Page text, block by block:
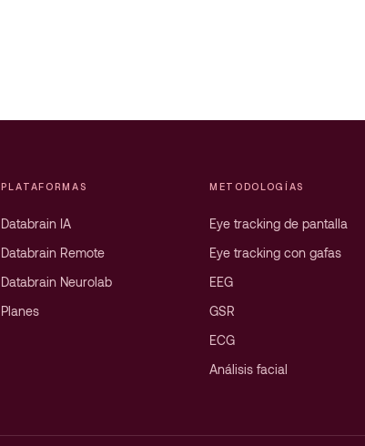
PLATAFORMAS
Databrain IA
Databrain Remote
Databrain Neurolab
Planes
METODOLOGÍAS
Eye tracking de pantalla
Eye tracking con gafas
EEG
GSR
ECG
Análisis facial